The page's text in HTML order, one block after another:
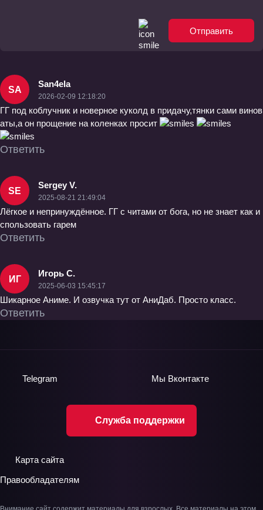
Отправить
SA
San4ela
2026-02-09 12:18:20
ГГ под коблучник и новерное куколд в придачу,тянки сами винов
аты,а он прощение на коленках просит
Ответить
SE
Sergey V.
2025-08-21 21:49:04
Лёгкое и непринуждённое. ГГ с читами от бога, но не знает как и
спользовать гарем
Ответить
ИГ
Игорь С.
2025-06-03 15:45:17
Шикарное Аниме. И озвучка тут от АниДаб. Просто класс.
Ответить
Служба поддержки
Telegram Мы Вконтакте
Карта сайта
Правообладателям